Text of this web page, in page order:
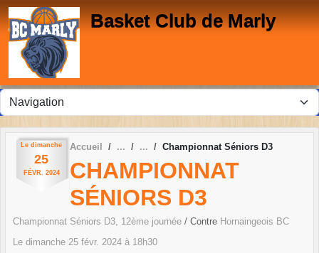
Basket Club de Marly
Le dimanche
25
FÉVR. 2024
Accueil Championnat Séniors D3
CHAMPIONNAT
SÉNIORS D3
Championnat Séniors D3, 12ème journée / Contre Hornaingeois BC
Le dimanche 25 févr. 2024 à 18h30
Panneau de gestion des cookies